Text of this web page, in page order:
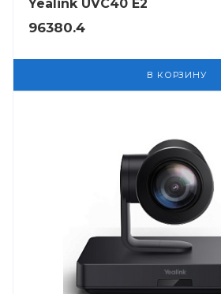
Yealink UVC40 E2
96380.4
В КОРЗИНУ